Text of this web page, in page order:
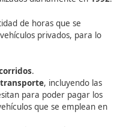
sobre el número de
país,
) se realizan apieo en
teniendo una